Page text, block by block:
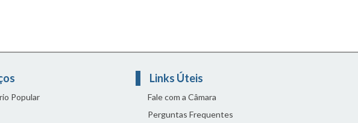
Popular
Links Úteis
Fale com a Câmara
Perguntas Frequentes